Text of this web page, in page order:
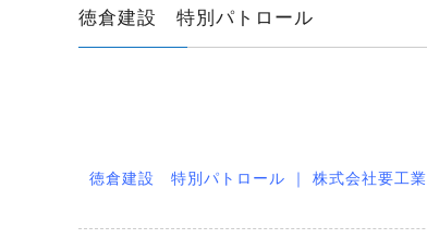
徳倉建設 特別パトロール
徳倉建設 特別パトロール ｜ 株式会社要工業